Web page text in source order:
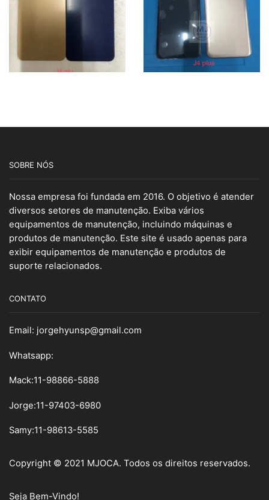
SOBRE NÓS
Nossa empresa foi fundada em 2016. O objetivo é atender
diversos setores de manutenção. Exiba vários
equipamentos de manutenção, incluindo máquinas e
produtos de manutenção. Este site é usado apenas para
exibir equipamentos de manutenção e produtos de
suporte relacionados.
CONTATO
Email: jorgehyunsp@gmail.com
Whatsapp:
Mack:11-98866-5888
Jorge:11-97403-6980
Samy:11-98613-5585
Copyright © 2021 MJOCA. Todos os direitos reservados.
Seja Bem-Vindo!